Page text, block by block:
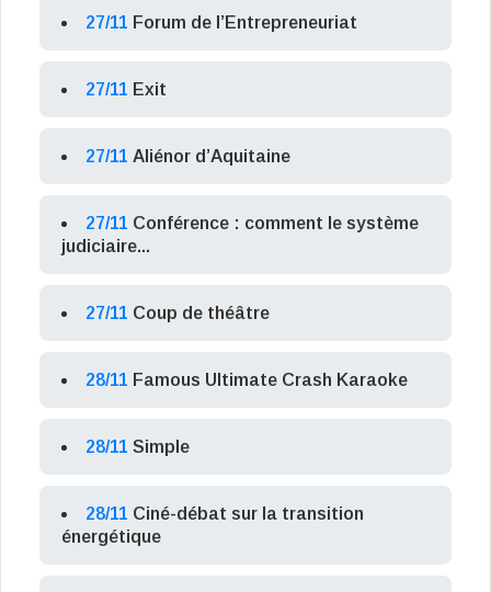
27/11 Forum de l’Entrepreneuriat
27/11 Exit
27/11 Aliénor d’Aquitaine
27/11 Conférence : comment le système
judiciaire...
27/11 Coup de théâtre
28/11 Famous Ultimate Crash Karaoke
28/11 Simple
28/11 Ciné-débat sur la transition
énergétique